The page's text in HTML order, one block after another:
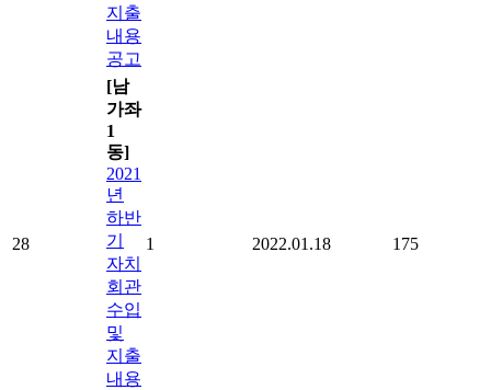
지출
내용
공고
28
[남
가좌
1
동]
2021
년
하반
기
자치
회관
수입
및
지출
내용
1 2022.01.18 175